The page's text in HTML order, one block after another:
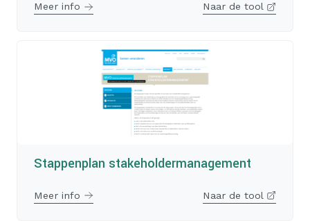
Meer info Naar de tool
Stappenplan stakeholdermanagement
Meer info Naar de tool